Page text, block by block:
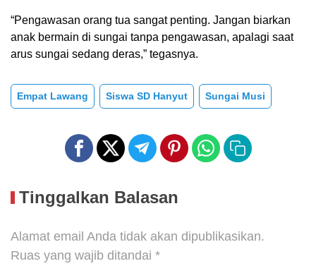
“Pengawasan orang tua sangat penting. Jangan biarkan
anak bermain di sungai tanpa pengawasan, apalagi saat
arus sungai sedang deras,” tegasnya.
Empat Lawang Siswa SD Hanyut Sungai Musi
Tinggalkan Balasan
Alamat email Anda tidak akan dipublikasikan.
Ruas yang wajib ditandai *